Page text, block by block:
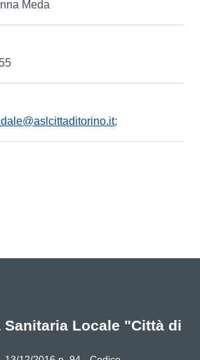
Meda
;
Sanitaria Locale "Città di